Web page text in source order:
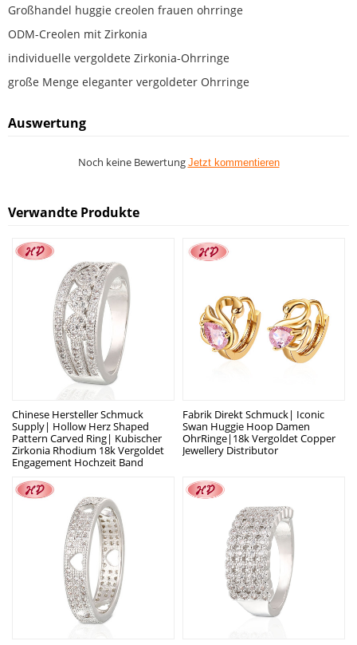
Großhandel huggie creolen frauen ohrringe
ODM-Creolen mit Zirkonia
individuelle vergoldete Zirkonia-Ohrringe
große Menge eleganter vergoldeter Ohrringe
Auswertung
Noch keine Bewertung Jetzt kommentieren
Verwandte Produkte
Chinese Hersteller Schmuck
Supply| Hollow Herz Shaped
Pattern Carved Ring| Kubischer
Zirkonia Rhodium 18k Vergoldet
Engagement Hochzeit Band
Fabrik Direkt Schmuck| Iconic
Swan Huggie Hoop Damen
OhrRinge|18k Vergoldet Copper
Jewellery Distributor